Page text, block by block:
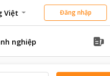
Việt Đăng nhập
nghiệp